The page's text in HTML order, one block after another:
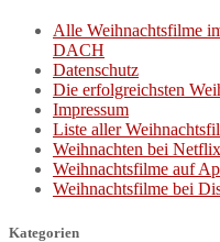
Alle Weihnachtsfilme
DACH
Datenschutz
Die erfolgreichsten
Impressum
Liste aller
Weihnachten bei Netflix
Weihnachtsfilme auf
Weihnachtsfilme bei
Kategorien